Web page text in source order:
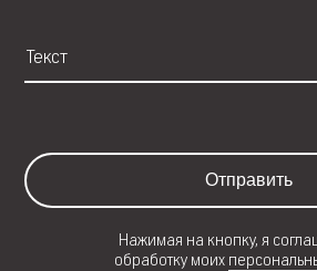
Отправить
Нажимая на кнопку, я
обработку моих